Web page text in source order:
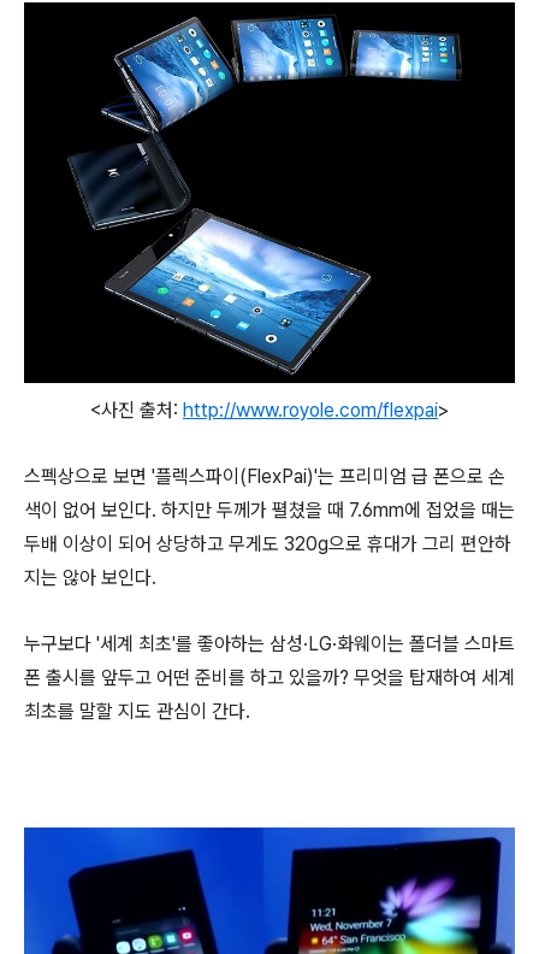
<사진 출처: http://www.royole.com/flexpai>
스펙상으로 보면 '플렉스파이(FlexPai)'는 프리미엄 급 폰으로 손
색이 없어 보인다. 하지만 두께가 펼쳤을 때 7.6mm에 접었을 때는
두배 이상이 되어 상당하고 무게도 320g으로 휴대가 그리 편안하
지는 않아 보인다.
누구보다 '세계 최초'를 좋아하는 삼성·LG·화웨이는 폴더블 스마트
폰 출시를 앞두고 어떤 준비를 하고 있을까? 무엇을 탑재하여 세계
최초를 말할 지도 관심이 간다.